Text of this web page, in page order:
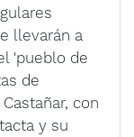
llevarán a
'pueblo de
de
con
y su